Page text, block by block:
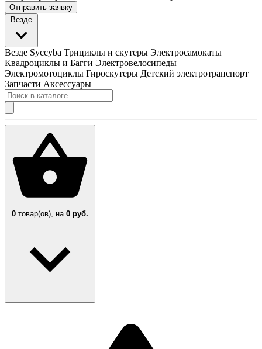
Отправить заявку
Везде
Везде Syccyba Трициклы и скутеры Электросамокаты
Квадроциклы и Багги Электровелосипеды
Электромотоциклы Гироскутеры Детский электротранспорт
Запчасти Аксессуары
0 товар(ов), на 0 руб.